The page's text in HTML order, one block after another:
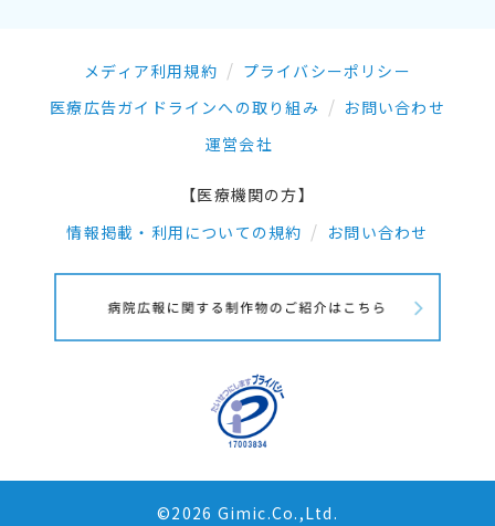
メディア利用規約
プライバシーポリシー
医療広告ガイドラインへの取り組み
お問い合わせ
運営会社
【医療機関の方】
情報掲載・利用についての規約
お問い合わせ
©2026 Gimic.Co.,Ltd.